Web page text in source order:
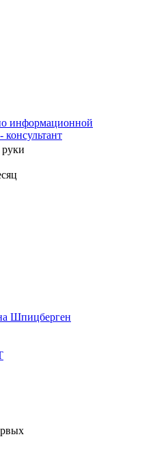
информационной
консультант
руки
Шпицберген